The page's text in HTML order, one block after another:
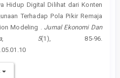
Hidup Digital Dilihat dari Konten
Terhadap Pola Pikir Remaja
Modeling . Jurnal Ekonomi Dan
, 5(1), 85-96.